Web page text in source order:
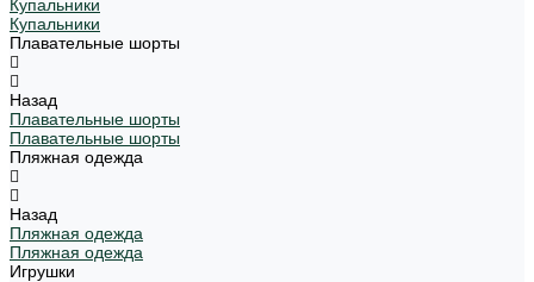
Купальники
Купальники
Плавательные шорты
Назад
Плавательные шорты
Плавательные шорты
Пляжная одежда
Назад
Пляжная одежда
Пляжная одежда
Игрушки